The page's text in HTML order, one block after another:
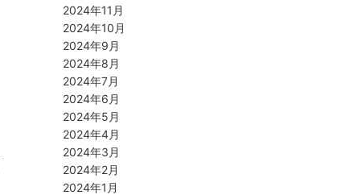
2024年11月
2024年10月
2024年9月
2024年8月
2024年7月
2024年6月
2024年5月
2024年4月
2024年3月
2024年2月
2024年1月